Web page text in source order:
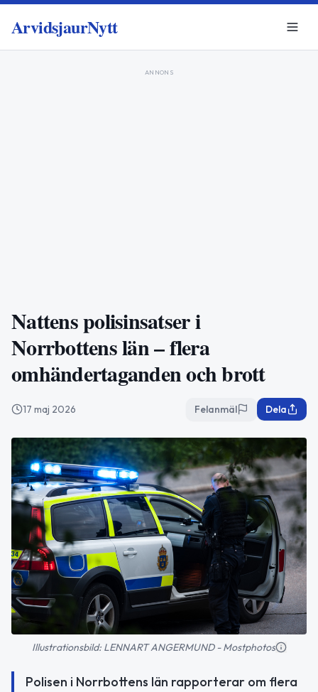
ArvidsjaurNytt
ANNONS
Nattens polisinsatser i
Norrbottens län – flera
omhändertaganden och brott
17 maj 2026 Felanmäl Dela
Illustrationsbild: LENNART ANGERMUND - Mostphotos
Polisen i Norrbottens län rapporterar om flera